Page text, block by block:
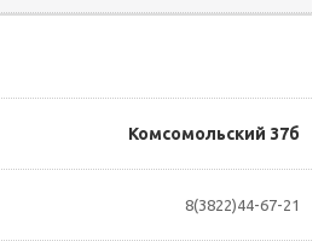
Комсомольский 37б
8(3822)44-67-21